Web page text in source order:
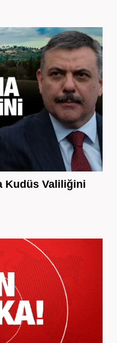
Kudüs Valiliğini